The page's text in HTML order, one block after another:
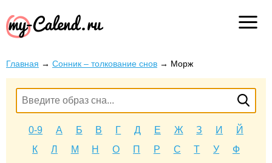
Главная → Сонник – толкование снов → Морж
0-9 А Б В Г Д Е Ж З И
Й
К
Л М Н О П Р С Т У
Ф